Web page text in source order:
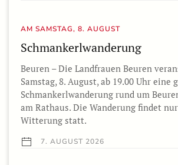
AM SAMSTAG, 8. AUGUST
Schmankerlwanderung
Beuren – Die Landfrauen Beuren
Samstag, 8. August, ab 19.00 Uhr eine
Schmankerlwanderung rund um
am Rathaus. Die Wanderung findet
Witterung statt.
7. AUGUST 2026